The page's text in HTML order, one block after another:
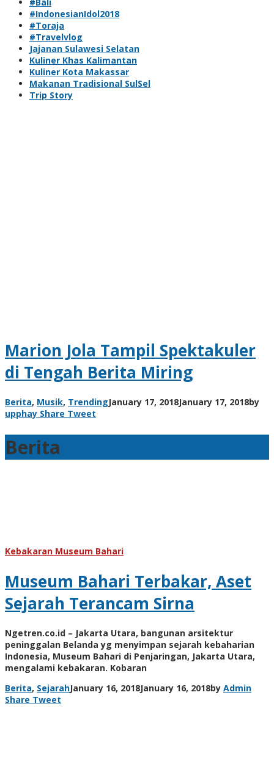
#IndonesianIdol2018
#Toraja
#Travelvlog
Jajanan Sulawesi Selatan
Kuliner Khas Kalimantan
Kuliner Kota Makassar
Makanan Tradisional SulSel
Trip Story
Marion Jola Tampil Spektakuler
di Tengah Berita Miring
Berita, Musik, TrendingJanuary 17, 2018January 17, 2018by
upphay Share Tweet
Berita
Kebakaran Museum Bahari
Museum Bahari Terbakar, Aset
Sejarah Terancam Sirna
Ngetren.co.id – Jakarta Utara, bangunan arsitektur
peninggalan Belanda yg menyimpan sejarah kebaharian
Indonesia, Museum Bahari di Penjaringan, Jakarta Utara,
mengalami kebakaran. Kobaran
Berita, SejarahJanuary 16, 2018January 16, 2018by Admin
Share Tweet